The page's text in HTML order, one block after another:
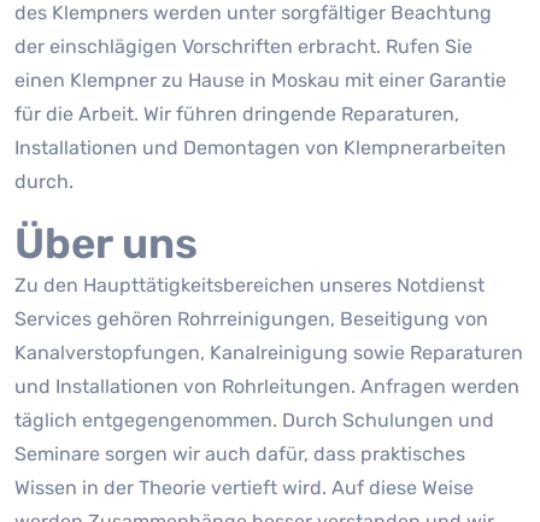
des Klempners werden unter sorgfältiger Beachtung
der einschlägigen Vorschriften erbracht. Rufen Sie
einen Klempner zu Hause in Moskau mit einer Garantie
für die Arbeit. Wir führen dringende Reparaturen,
Installationen und Demontagen von Klempnerarbeiten
durch.
Über uns
Zu den Haupttätigkeitsbereichen unseres Notdienst
Services gehören Rohrreinigungen, Beseitigung von
Kanalverstopfungen, Kanalreinigung sowie Reparaturen
und Installationen von Rohrleitungen. Anfragen werden
täglich entgegengenommen. Durch Schulungen und
Seminare sorgen wir auch dafür, dass praktisches
Wissen in der Theorie vertieft wird. Auf diese Weise